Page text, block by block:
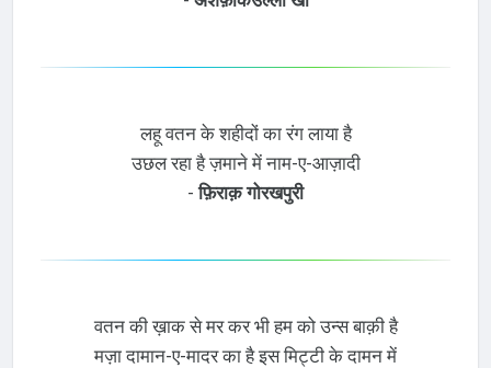
लहू वतन के शहीदों का रंग लाया है
उछल रहा है ज़माने में नाम-ए-आज़ादी
-फ़िराक़ गोरखपुरी
वतन की ख़ाक से मर कर भी हम को उन्स बाक़ी है
मज़ा दामान-ए-मादर का है इस मिट्टी के दामन में